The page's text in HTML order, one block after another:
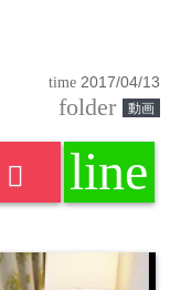
time 2017/04/13
folder 動画
line